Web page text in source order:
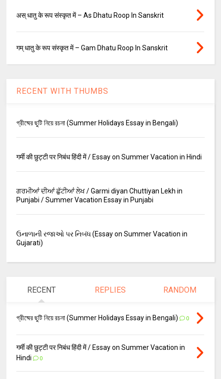
अस् धातु के रूप संस्कृत में – As Dhatu Roop In Sanskrit
गम् धातु के रूप संस्कृत में – Gam Dhatu Roop In Sanskrit
RECENT WITH THUMBS
গ্রীষ্মের ছুটি নিয়ে রচনা (Summer Holidays Essay in Bengali)
गर्मी की छुट्टी पर निबंध हिंदी में / Essay on Summer Vacation in Hindi
ਗਰਮੀਆਂ ਦੀਆਂ ਛੁੱਟੀਆਂ ਲੇਖ / Garmi diyan Chuttiyan Lekh in
Punjabi / Summer Vacation Essay in Punjabi
ઉનાળાની રજાઓ પર નિબંધ (Essay on Summer Vacation in
Gujarati)
RECENT REPLIES RANDOM
গ্রীষ্মের ছুটি নিয়ে রচনা (Summer Holidays Essay in Bengali) 0
गर्मी की छुट्टी पर निबंध हिंदी में / Essay on Summer Vacation in
Hindi
0